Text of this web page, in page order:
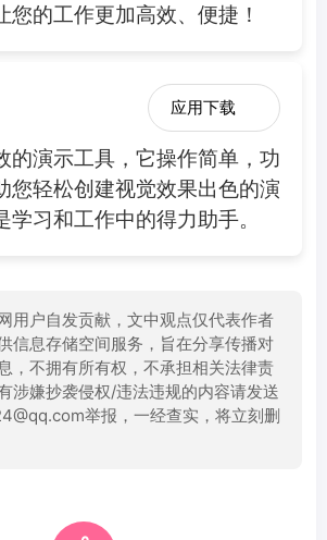
您的工作更加高效、便捷！
应用下载
的演示工具，它操作简单，功
您轻松创建视觉效果出色的演
学习和工作中的得力助手。
用户自发贡献，文中观点仅代表作者
信息存储空间服务，旨在分享传播对
，不拥有所有权，不承担相关法律责
涉嫌抄袭侵权/违法违规的内容请发送
举报，一经查实，将立刻删